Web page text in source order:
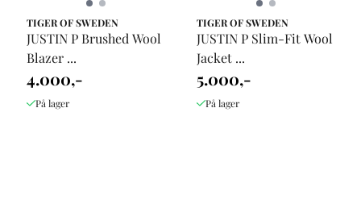
TIGER OF SWEDEN
JUSTIN P Brushed Wool
Blazer ...
4.000,-
På lager
TIGER OF SWEDEN
JUSTIN P Slim-Fit Wool
Jacket ...
5.000,-
På lager